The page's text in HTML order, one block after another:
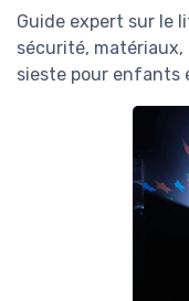
Guide expert sur le
sécurité, matériaux,
sieste pour enfants